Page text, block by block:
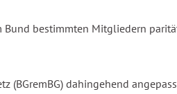
bestimmten Mitgliedern
dahingehend